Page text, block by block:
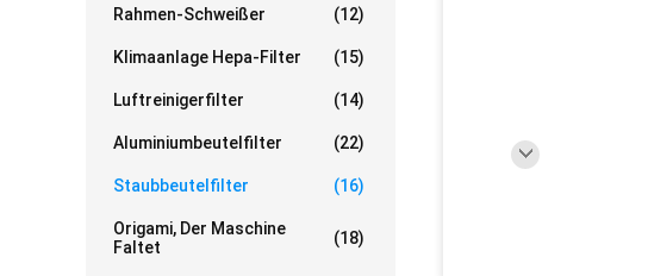
Rahmen-Schweißer (12)
Klimaanlage Hepa-Filter (15)
Luftreinigerfilter (14)
Aluminiumbeutelfilter (22)
Staubbeutelfilter (16)
Origami, Der Maschine
Faltet
(18)